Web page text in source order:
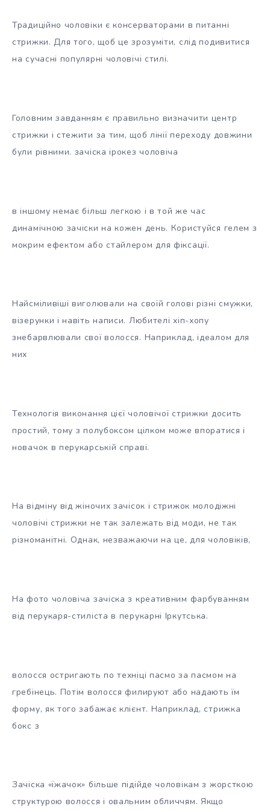
Традиційно чоловіки є консерваторами в питанні
стрижки. Для того, щоб це зрозуміти, слід подивитися
на сучасні популярні чоловічі стилі.
Головним завданням є правильно визначити центр
стрижки і стежити за тим, щоб лінії переходу довжини
були рівними. зачіска ірокез чоловіча
в іншому немає більш легкою і в той же час
динамічною зачіски на кожен день. Користуйся гелем з
мокрим ефектом або стайлером для фіксації.
Найсміливіші виголювали на своїй голові різні смужки,
візерунки і навіть написи. Любителі хіп-хопу
знебарвлювали свої волосся. Наприклад, ідеалом для
них
Технологія виконання цієї чоловічої стрижки досить
простий, тому з полубоксом цілком може впоратися і
новачок в перукарській справі.
На відміну від жіночих зачісок і стрижок молодіжні
чоловічі стрижки не так залежать від моди, не так
різноманітні. Однак, незважаючи на це, для чоловіків,
На фото чоловіча зачіска з креативним фарбуванням
від перукаря-стиліста в перукарні Іркутська.
волосся остригають по техніці пасмо за пасмом на
гребінець. Потім волосся филируют або надають їм
форму, як того забажає клієнт. Наприклад, стрижка
бокс з
Зачіска «їжачок» більше підійде чоловікам з жорсткою
структурою волосся і овальним обличчям. Якщо